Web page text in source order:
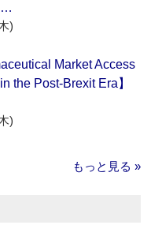
…
)
Market Access
the Post-Brexit Era】
)
もっと見る »